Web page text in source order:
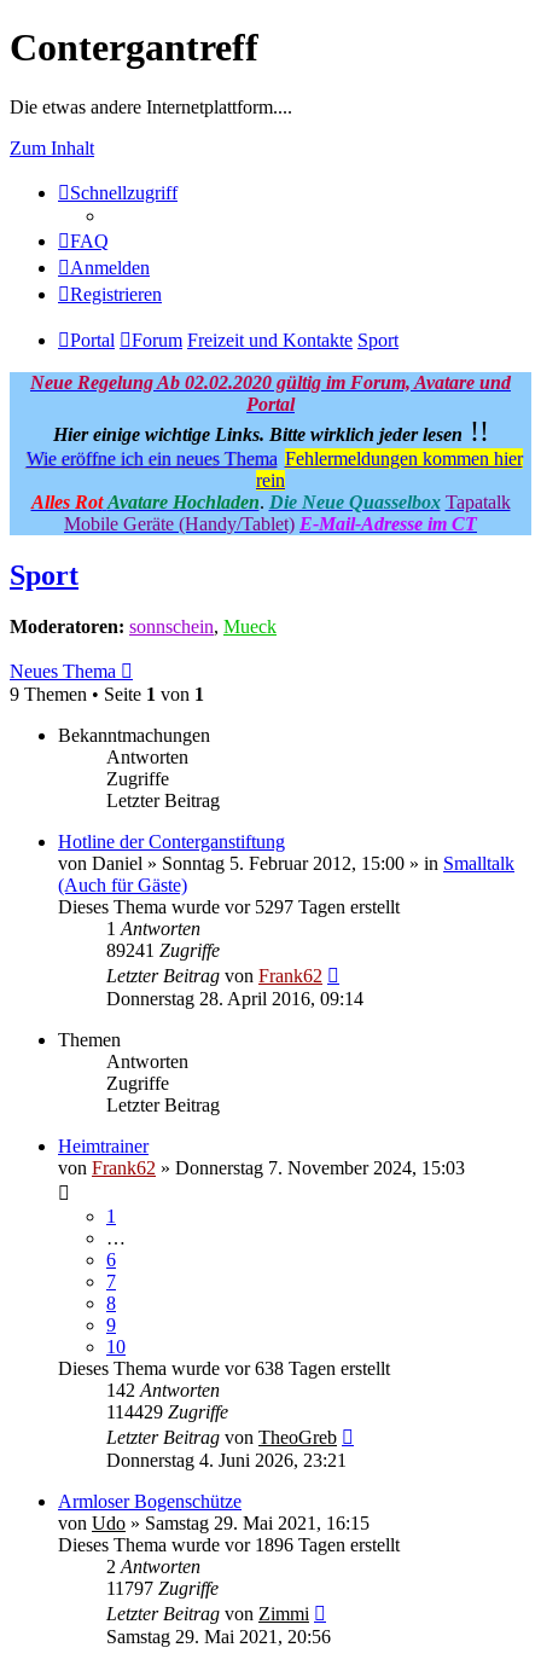
Contergantreff
Die etwas andere Internetplattform....
Zum Inhalt
Schnellzugriff
FAQ
Anmelden
Registrieren
Portal Forum Freizeit und Kontakte Sport
Neue Regelung Ab 02.02.2020 gültig im Forum, Avatare und
Portal
Hier einige wichtige Links. Bitte wirklich jeder lesen !!
Wie eröffne ich ein neues Thema Fehlermeldungen kommen hier
rein
Alles Rot Avatare Hochladen. Die Neue Quasselbox Tapatalk
Mobile Geräte (Handy/Tablet) E-Mail-Adresse im CT
Sport
Moderatoren: sonnschein, Mueck
Neues Thema
9 Themen • Seite 1 von 1
Bekanntmachungen
Antworten
Zugriffe
Letzter Beitrag
Hotline der Conterganstiftung
von Daniel » Sonntag 5. Februar 2012, 15:00 » in Smalltalk
(Auch für Gäste)
Dieses Thema wurde vor 5297 Tagen erstellt
1 Antworten
89241 Zugriffe
Letzter Beitrag von Frank62
Donnerstag 28. April 2016, 09:14
Themen
Antworten
Zugriffe
Letzter Beitrag
Heimtrainer
von Frank62 » Donnerstag 7. November 2024, 15:03
1
…
6
7
8
9
10
Dieses Thema wurde vor 638 Tagen erstellt
142 Antworten
114429 Zugriffe
Letzter Beitrag von TheoGreb
Donnerstag 4. Juni 2026, 23:21
Armloser Bogenschütze
von Udo » Samstag 29. Mai 2021, 16:15
Dieses Thema wurde vor 1896 Tagen erstellt
2 Antworten
11797 Zugriffe
Letzter Beitrag von Zimmi
Samstag 29. Mai 2021, 20:56